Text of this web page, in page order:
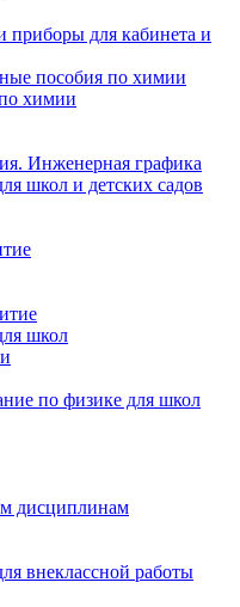
приборы для кабинета и
пособия по химии
химии
Инженерная графика
школ и детских садов
школ
по физике для школ
дисциплинам
внеклассной работы